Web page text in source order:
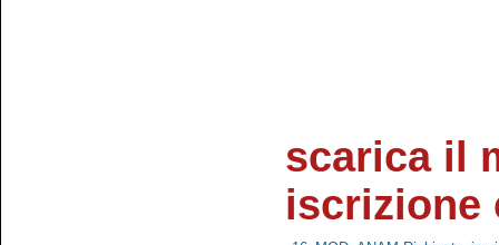
scarica il
iscrizione